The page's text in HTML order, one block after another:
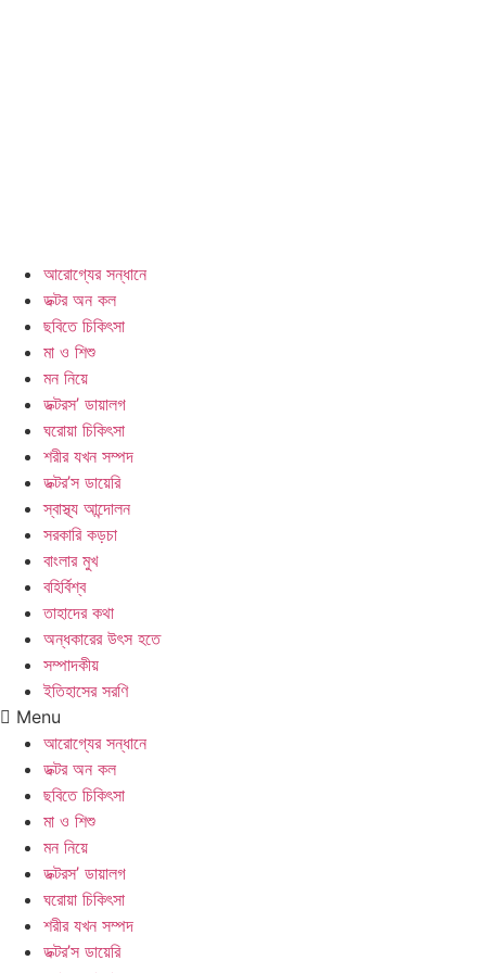
আরোগ্যের সন্ধানে
ডক্টর অন কল
ছবিতে চিকিৎসা
মা ও শিশু
মন নিয়ে
ডক্টরস’ ডায়ালগ
ঘরোয়া চিকিৎসা
শরীর যখন সম্পদ
ডক্টর’স ডায়েরি
স্বাস্থ্য আন্দোলন
সরকারি কড়চা
বাংলার মুখ
বহির্বিশ্ব
তাহাদের কথা
অন্ধকারের উৎস হতে
সম্পাদকীয়
ইতিহাসের সরণি
Menu
আরোগ্যের সন্ধানে
ডক্টর অন কল
ছবিতে চিকিৎসা
মা ও শিশু
মন নিয়ে
ডক্টরস’ ডায়ালগ
ঘরোয়া চিকিৎসা
শরীর যখন সম্পদ
ডক্টর’স ডায়েরি